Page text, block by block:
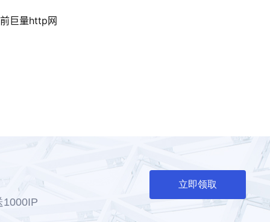
巨量http网
1000IP
立即领取